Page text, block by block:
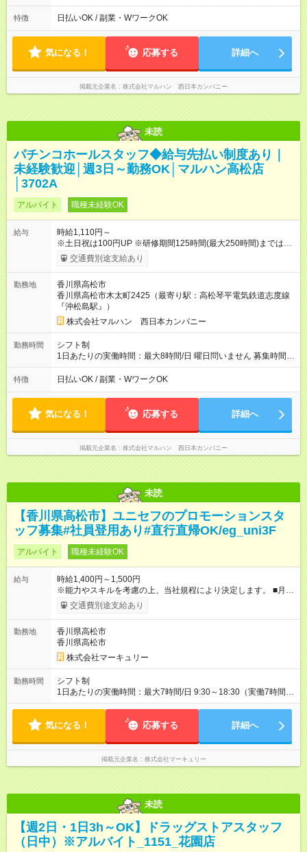
募集時間帯：8:00-17:00/15:45-24:00 週3日、1日4時間0分から
勤務OK！ 詳しくは下記お問い合わせ電話番号へご連絡くださ
特徴 日払いOK / 副業・WワークOK
気になる！ 応募する 詳細へ
掲載元企業名 株式会社マルハン 西日本カンパニー
未読
パチンコホールスタッフ◆給与先払い制度あり｜
未経験歓迎│週3日～勤務OK│マルハン高松店
│3702A
アルバイト 職種未経験OK
給与
時給1,110円～
※土日祝は100円UP ※研修期間125時間(最大250時間)までは、
時給1036円 ※22時以降時給25％ＵＰ 【試用期間】試用期間な
交通費別途支給あり
勤務地
香川県高松市
香川県高松市木太町2425（最寄り駅：高松琴平電気鉄道志度線
『沖松島駅』）
株式会社マルハン 西日本カンパニー
勤務時間
シフト制
1日あたりの実働時間：最大8時間/日 曜日問いません 募集時間
帯：8:00-17:00/15:30-24:30 詳しくは下記お問い合わせ電話番号
へご連絡ください。 0120-314-508(9時～20時土日祝も受付) 1
特徴 日払いOK / 副業・WワークOK
気になる！ 応募する 詳細へ
掲載元企業名 株式会社マルハン 西日本カンパニー
未読
【香川県高松市】ユニセフのプロモーションスタ
ッフ募集#社員登用あり#直行直帰OK/eg_uni3F
アルバイト 職種未経験OK
給与
時給1,400円～1,500円
※能力やスキルを考慮の上、当社規程により決定します。 ■月収
例 時給1，400円×1日7時間×月22日勤務＝215，600円 【試用期
間】試用期間あり 試用期間の長さ：3ヶ月 雇用形態、給与は本
交通費別途支給あり
勤務地
香川県高松市
香川県高松市
株式会社マーキュリー
勤務時間
シフト制
1日あたりの実働時間：最大7時間/日 9:30～18:30（実働7時間／
休憩2時間） ■週5日勤務 ■残業ほぼなし ■希望休あり
気になる！ 応募する 詳細へ
掲載元企業名 株式会社マーキュリー
未読
【週2日・1日3h～OK】ドラッグストアスタッフ
（日中）※アルバイト_1151_花園店